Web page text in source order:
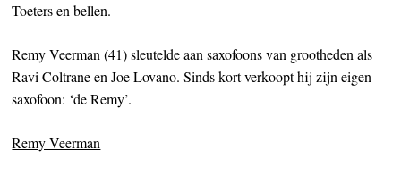
Toeters en bellen.
Remy Veerman (41) sleutelde aan saxofoons van grootheden als
Ravi Coltrane en Joe Lovano. Sinds kort verkoopt hij zijn eigen
saxofoon: ‘de Remy’.
Remy Veerman